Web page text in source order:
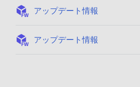
アップデート情報
アップデート情報